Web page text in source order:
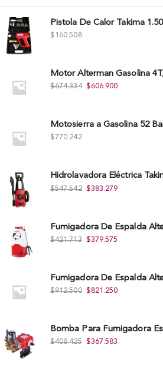
Pistola De Calor Takima
$ 160.508
$674.334 $606.900
Motosierra a Gasolina 52
$770.242
$547.542 $383.279
$421.713 $379.575
$912.500 $821.250
$408.425 $367.583